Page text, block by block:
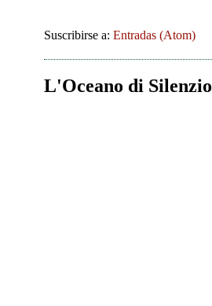
Suscribirse a: Entradas (Atom)
L'Oceano di Silenzio